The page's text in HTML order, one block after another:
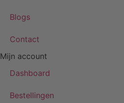
Blogs
Contact
Mijn account
Dashboard
Bestellingen